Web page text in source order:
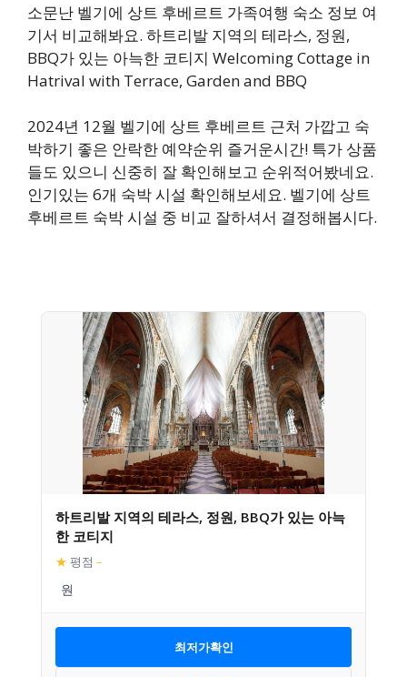
소문난 벨기에 상트 후베르트 가족여행 숙소 정보 여
기서 비교해봐요. 하트리발 지역의 테라스, 정원,
BBQ가 있는 아늑한 코티지 Welcoming Cottage in
Hatrival with Terrace, Garden and BBQ
2024년 12월 벨기에 상트 후베르트 근처 가깝고 숙
박하기 좋은 안락한 예약순위 즐거운시간! 특가 상품
들도 있으니 신중히 잘 확인해보고 순위적어봤네요.
인기있는 6개 숙박 시설 확인해보세요. 벨기에 상트
후베르트 숙박 시설 중 비교 잘하셔서 결정해봅시다.
하트리발 지역의 테라스, 정원, BBQ가 있는 아늑
한 코티지
★ 평점 –
최저가확인